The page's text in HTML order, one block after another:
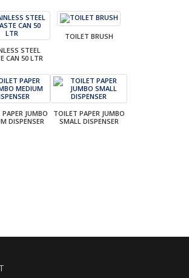
STEEL
CAN 50 LTR
TOILET BRUSH
JUMBO
DISPENSER
TOILET PAPER JUMBO
SMALL DISPENSER